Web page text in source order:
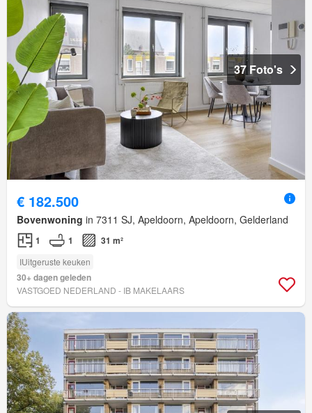
37 Foto's
€ 182.500
Bovenwoning in 7311 SJ, Apeldoorn, Apeldoorn, Gelderland
1 1 31 m²
IUitgeruste keuken
30+ dagen geleden
VASTGOED NEDERLAND - IB MAKELAARS